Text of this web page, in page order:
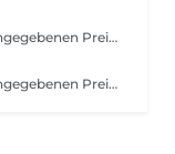
Bitte beachten Sie, dass die auf Salonkee angegebenen Preise nur zu Informationszwecken dienen und Grundpreise sind. Diese können je nach der bei Ihrer Ankunft im Salon durchgeführten Diagnose und der Fachkenntnis des Profis, dem Sie Ihre Schönheit anvertrauen, variieren. In jedem Fall wird Ihnen ein genauer Kostenvoranschlag unterbreitet und alle Leistungen werden nur mit Ihrer Zustimmung durchgeführt. Vielen Dank im Voraus für Ihr Verständnis. Wir freuen uns darauf, Sie bald begrüßen zu dürfen.
Bitte beachten Sie, dass die auf Salonkee angegebenen Preise nur zu Informationszwecken dienen und Grundpreise sind. Diese können je nach der bei Ihrer Ankunft im Salon durchgeführten Diagnose und der Fachkenntnis des Profis, dem Sie Ihre Schönheit anvertrauen, variieren. In jedem Fall wird Ihnen ein genauer Kostenvoranschlag unterbreitet und alle Leistungen werden nur mit Ihrer Zustimmung durchgeführt. Vielen Dank im Voraus für Ihr Verständnis. Wir freuen uns darauf, Sie bald begrüßen zu dürfen.